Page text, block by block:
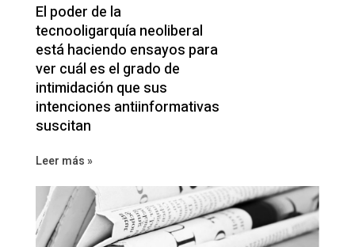
El poder de la
tecnooligarquía neoliberal
está haciendo ensayos para
ver cuál es el grado de
intimidación que sus
intenciones antiinformativas
suscitan
Leer más »